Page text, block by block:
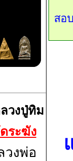
วงปู่ทิม
ระฆัง
วงพ่อ
สอ